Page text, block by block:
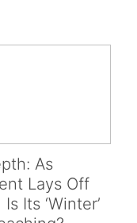
As
Lays Off
Its ‘Winter’